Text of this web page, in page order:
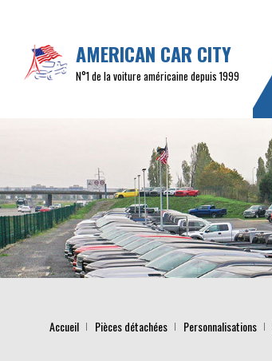
AMERICAN CAR CITY
N°1 de la voiture américaine depuis 1999
Accueil Pièces détachées Personnalisations